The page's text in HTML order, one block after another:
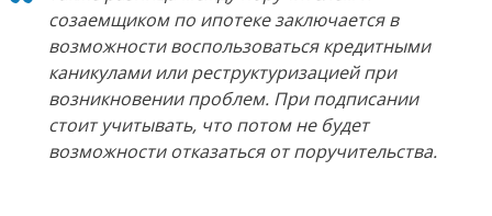
созаемщиком по ипотеке заключается в
возможности воспользоваться кредитными
каникулами или реструктуризацией при
возникновении проблем. При подписании
стоит учитывать, что потом не будет
возможности отказаться от поручительства.